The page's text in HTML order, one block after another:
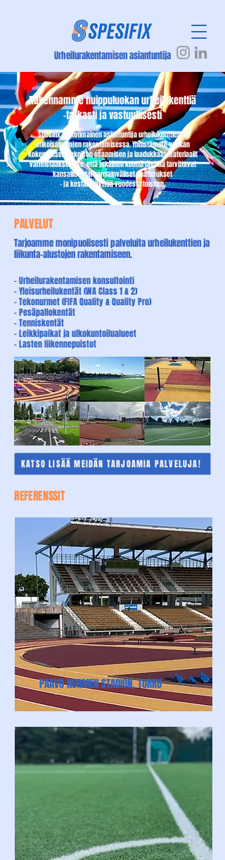
Rakennamme huippuluokan urheilukenttiä
-tarkasti ja vastuullisesti
Spesifix on kotimainen asiantuntija urheilukenttien ja
erikoisalustojen rakentamisessa. Yhdistämme vankan
kokemuksen, teknisen osaamisen ja laadukkaat materiaalit
varmistaaksemme, että jokainen kenttä täyttää tarvittavat
kansalliset tai kansainväliset vaatimukset
- ja kestää käyttöä vuodesta toiseen.
Urheilurakentamisen asiantuntija
PALVELUT
Tarjoamme monipuolisesti palveluita urheilukenttien ja
liikunta-alustojen rakentamiseen.
- Urheilurakentamisen konsultointi
- Yleisurheilukentät (WA Class 1 & 2)
- Tekonurmet (FIFA Quality & Quality Pro)
- Pesäpallokentät
- Tenniskentät
- Leikkipaikat ja ulkokuntoilualueet
- Lasten liikennepuistot
KATSO LISÄÄ MEIDÄN TARJOAMIA PALVELUJA!
REFERENSSIT
PAAVO NURMEN STADION, TURKU